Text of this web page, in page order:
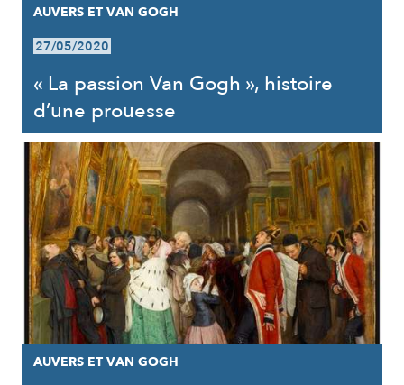
AUVERS ET VAN GOGH
27/05/2020
« La passion Van Gogh », histoire
d’une prouesse
AUVERS ET VAN GOGH